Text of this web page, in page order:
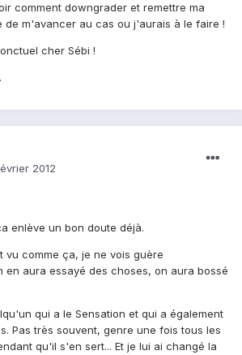
comment downgrader et remettre ma
de m'avancer au cas ou j'aurais à le faire !
cher Sébi !
2012
enlève un bon doute déjà.
vu comme ça, je ne vois guère
en aura essayé des choses, on aura bossé
qui a le Sensation et qui a également
Pas très souvent, genre une fois tous les
qu'il s'en sert... Et je lui ai changé la